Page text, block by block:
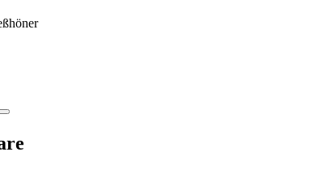
Suchen